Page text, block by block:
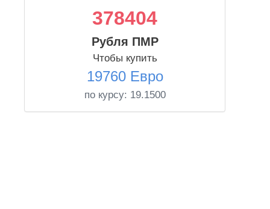
378404
Рубля ПМР
Чтобы купить
19760 Евро
по курсу: 19.1500